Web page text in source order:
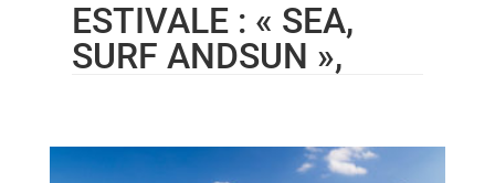
ESTIVALE : « SEA,
SURF ANDSUN »,